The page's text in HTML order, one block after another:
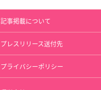
記事掲載について
プレスリリース送付先
プライバシーポリシー